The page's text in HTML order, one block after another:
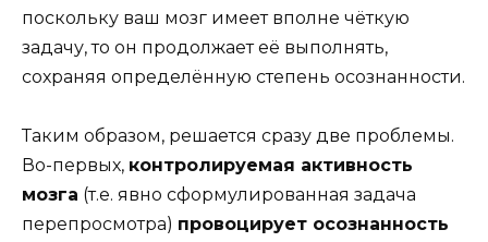
поскольку ваш мозг имеет вполне чёткую
задачу, то он продолжает её выполнять,
сохраняя определённую степень осознанности.
Таким образом, решается сразу две проблемы.
Во-первых, контролируемая активность
мозга (т.е. явно сформулированная задача
перепросмотра) провоцирует осознанность